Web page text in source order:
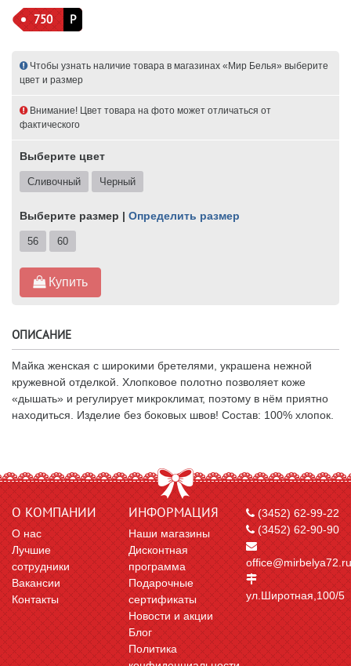
750 Р
Чтобы узнать наличие товара в магазинах «Мир Белья» выберите
цвет и размер
Внимание! Цвет товара на фото может отличаться от
фактического
Выберите цвет
Сливочный Черный
Выберите размер | Определить размер
56 60
Купить
ОПИСАНИЕ
Майка женская с широкими бретелями, украшена нежной
кружевной отделкой. Хлопковое полотно позволяет коже
«дышать» и регулирует микроклимат, поэтому в нём приятно
находиться. Изделие без боковых швов! Состав: 100% хлопок.
О КОМПАНИИ
О нас
Лучшие
сотрудники
Вакансии
Контакты
ИНФОРМАЦИЯ
Наши магазины
Дисконтная
программа
Подарочные
сертификаты
Новости и акции
Блог
Политика
(3452) 62-99-22
(3452) 62-90-90
office@mirbelya72.ru
ул.Широтная,100/5